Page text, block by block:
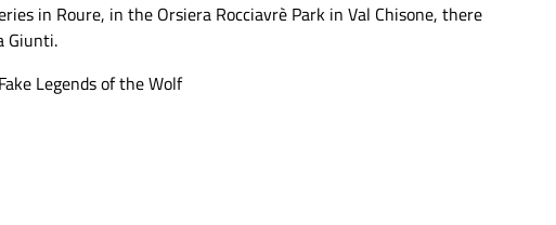
in Roure, in the Orsiera Rocciavrè Park in Val Chisone, there
Giunti.
Legends of the Wolf